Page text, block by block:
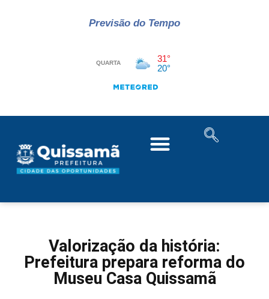
Previsão do Tempo
Valorização da história:
Prefeitura prepara reforma do
Museu Casa Quissamã